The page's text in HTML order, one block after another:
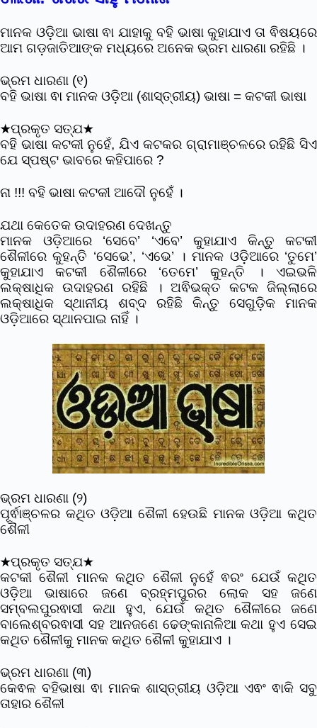
ମାନକ ଓଡ଼ିଆ ଭାଷା ଵା ଯାହାକୁ ବହି ଭାଷା କୁହାଯାଏ ତା ଵିଷୟରେ
ଆମ ଗଡ଼ଜାତିଆଙ୍କ ମଧ୍ୟରେ ଅନେକ ଭ୍ରମ ଧାରଣା ରହିଛି ।
ଭ୍ରମ ଧାରଣା (୧)
ବହି ଭାଷା ଵା ମାନକ ଓଡ଼ିଆ (ଶାସ୍ତ୍ରୀୟ) ଭାଷା = କଟକୀ ଭାଷା
★ପ୍ରକୃତ ସତ୍ଯ★
ବହି ଭାଷା କଟକୀ ନୁହେଁ, ଯିଏ କଟକର ଗ୍ରାମାଞ୍ଚଳରେ ରହିଛି ସିଏ
ଯେ ସ୍ପଷ୍ଟ ଭାବରେ କହିପାରେ ?
ନା !!! ବହି ଭାଷା କଟକୀ ଆଦୌ ନୁହେଁ ।
ଯଥା କେତେକ ଉଦାହରଣ ଦେଖନ୍ତୁ
ମାନକ ଓଡ଼ିଆରେ ‘ସେବେ’ ‘ଏବେ’ କୁହାଯାଏ କିନ୍ତୁ କଟକୀ
ଶୈଳୀରେ କୁହନ୍ତି ‘ସେଭେ’, ‘ଏଭେ’ । ମାନକ ଓଡ଼ିଆରେ ‘ତୁମେ’
କୁହାଯାଏ କଟକୀ ଶୈଳୀରେ ‘ତେମେ’ କୁହନ୍ତି । ଏଇଭଳି
ଲକ୍ଷାଧିକ ଉଦାହରଣ ରହିଛି । ଅଵିଭକ୍ତ କଟକ ଜିଲ୍ଲାରେ
ଲକ୍ଷାଧିକ ସ୍ଥାନୀୟ ଶବ୍ଦ ରହିଛି କିନ୍ତୁ ସେଗୁଡ଼ିକ ମାନକ
ଓଡ଼ିଆରେ ସ୍ଥାନପାଇ ନାହିଁ ।
ଭ୍ରମ ଧାରଣା (୨)
ପୂର୍ଵାଞ୍ଚଳର କଥିତ ଓଡ଼ିଆ ଶୈଳୀ ହେଉଛି ମାନକ ଓଡ଼ିଆ କଥିତ
ଶୈଳୀ
★ପ୍ରକୃତ ସତ୍ଯ★
କଟକୀ ଶୈଳୀ ମାନକ କଥିତ ଶୈଳୀ ନୁହେଁ ଵରଂ ଯେଉଁ କଥିତ
ଓଡ଼ିଆ ଭାଷାରେ ଜଣେ ବ୍ରହ୍ମପୁରର ଲୋକ ସହ ଜଣେ
ସମ୍ବଲପୁରଵାସୀ କଥା ହୁଏ, ଯେଉଁ କଥିତ ଶୈଳୀରେ ଜଣେ
ବାଲେଶ୍ବରଵାସୀ ସହ ଆନଜଣେ ଢେଙ୍କାନାଳିଆ କଥା ହୁଏ ସେଇ
କଥିତ ଶୈଳୀକୁ ମାନକ କଥିତ ଶୈଳୀ କୁହାଯାଏ ।
ଭ୍ରମ ଧାରଣା (୩)
କେଵଳ ବହିଭାଷା ଵା ମାନକ ଶାସ୍ତ୍ରୀୟ ଓଡ଼ିଆ ଏଵଂ ଵାକି ସବୁ
ତାହାର ଶୈଳୀ